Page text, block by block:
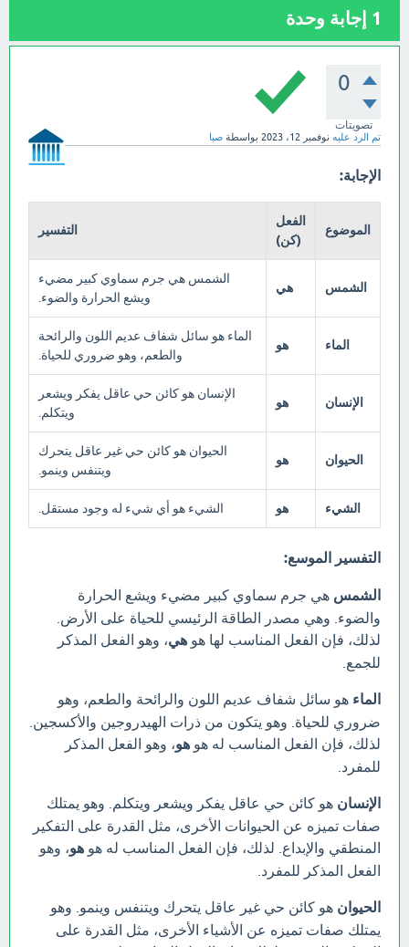
1 إجابة وحدة
0
تصويتات
تم الرد عليه نوفمبر 12، 2023 بواسطة صبا
الإجابة:
الموضوع
الفعل
(كن)
التفسير
الشمس هي
الشمس هي جرم سماوي كبير مضيء
ويشع الحرارة والضوء.
الماء هو
الماء هو سائل شفاف عديم اللون والرائحة
والطعم، وهو ضروري للحياة.
الإنسان هو
الإنسان هو كائن حي عاقل يفكر ويشعر
ويتكلم.
الحيوان هو
الحيوان هو كائن حي غير عاقل يتحرك
ويتنفس وينمو.
الشيء هو الشيء هو أي شيء له وجود مستقل.
التفسير الموسع:
الشمس هي جرم سماوي كبير مضيء ويشع الحرارة
والضوء. وهي مصدر الطاقة الرئيسي للحياة على الأرض.
لذلك، فإن الفعل المناسب لها هو هي، وهو الفعل المذكر
للجمع.
الماء هو سائل شفاف عديم اللون والرائحة والطعم، وهو
ضروري للحياة. وهو يتكون من ذرات الهيدروجين والأكسجين.
لذلك، فإن الفعل المناسب له هو هو، وهو الفعل المذكر
للمفرد.
الإنسان هو كائن حي عاقل يفكر ويشعر ويتكلم. وهو يمتلك
صفات تميزه عن الحيوانات الأخرى، مثل القدرة على التفكير
المنطقي والإبداع. لذلك، فإن الفعل المناسب له هو هو، وهو
الفعل المذكر للمفرد.
الحيوان هو كائن حي غير عاقل يتحرك ويتنفس وينمو. وهو
يمتلك صفات تميزه عن الأشياء الأخرى، مثل القدرة على